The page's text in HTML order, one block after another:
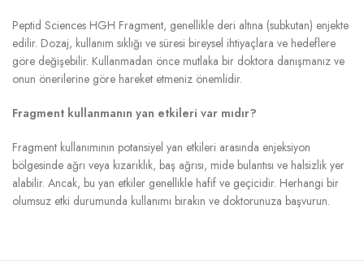
Peptid Sciences HGH Fragment, genellikle deri altına (subkutan) enjekte
edilir. Dozaj, kullanım sıklığı ve süresi bireysel ihtiyaçlara ve hedeflere
göre değişebilir. Kullanmadan önce mutlaka bir doktora danışmanız ve
onun önerilerine göre hareket etmeniz önemlidir.
Fragment kullanmanın yan etkileri var mıdır?
Fragment kullanımının potansiyel yan etkileri arasında enjeksiyon
bölgesinde ağrı veya kızarıklık, baş ağrısı, mide bulantısı ve halsizlik yer
alabilir. Ancak, bu yan etkiler genellikle hafif ve geçicidir. Herhangi bir
olumsuz etki durumunda kullanımı bırakın ve doktorunuza başvurun.